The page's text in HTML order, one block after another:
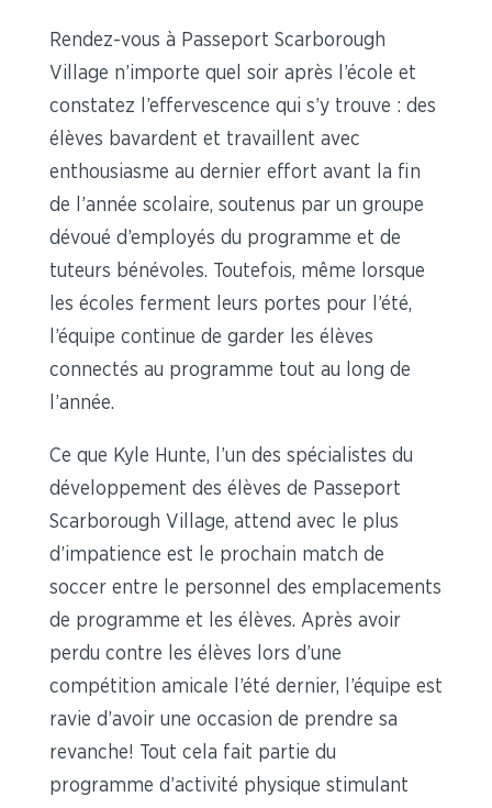
Rendez-vous à Passeport Scarborough
Village n’importe quel soir après l’école et
constatez l’effervescence qui s’y trouve : des
élèves bavardent et travaillent avec
enthousiasme au dernier effort avant la fin
de l’année scolaire, soutenus par un groupe
dévoué d’employés du programme et de
tuteurs bénévoles. Toutefois, même lorsque
les écoles ferment leurs portes pour l’été,
l’équipe continue de garder les élèves
connectés au programme tout au long de
l’année.
Ce que Kyle Hunte, l’un des spécialistes du
développement des élèves de Passeport
Scarborough Village, attend avec le plus
d’impatience est le prochain match de
soccer entre le personnel des emplacements
de programme et les élèves. Après avoir
perdu contre les élèves lors d’une
compétition amicale l’été dernier, l’équipe est
ravie d’avoir une occasion de prendre sa
revanche! Tout cela fait partie du
programme d’activité physique stimulant